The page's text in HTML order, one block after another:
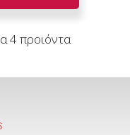
4 προιόντα